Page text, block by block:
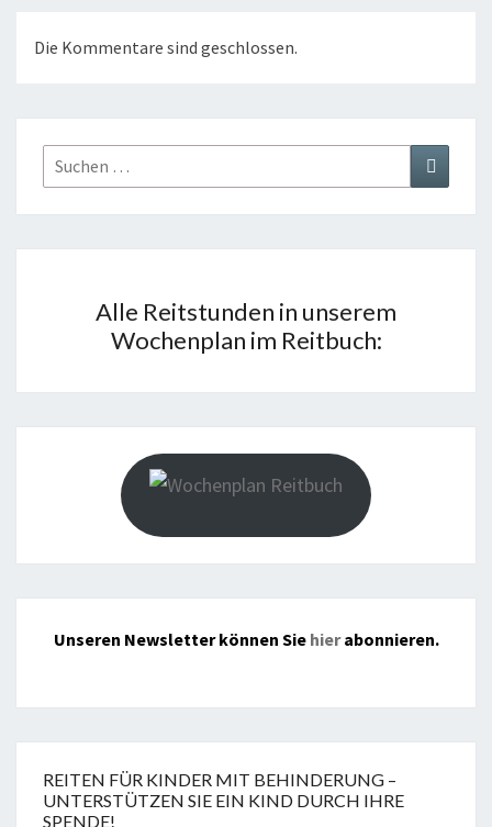
Die Kommentare sind geschlossen.
Suchen
nach:
Suchen
Alle Reitstunden in unserem
Wochenplan im Reitbuch:
Unseren Newsletter können Sie hierabonnieren.
REITEN FÜR KINDER MIT BEHINDERUNG –
UNTERSTÜTZEN SIE EIN KIND DURCH IHRE
SPENDE!